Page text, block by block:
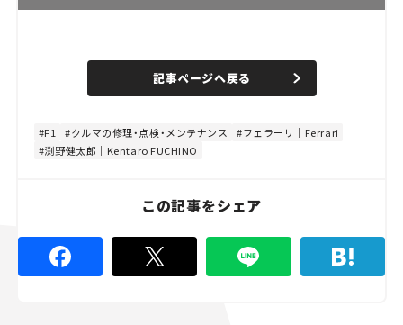
n
e
d
8
記事ページへ戻る
F1 クルマの修理・点検・メンテナンス
フェラーリ｜Ferrari
渕野健太郎｜Kentaro FUCHINO
この記事をシェア